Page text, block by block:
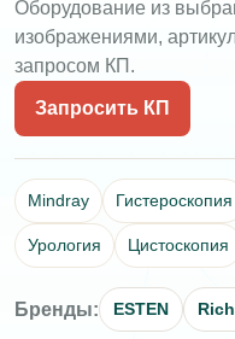
Оборудование из
изображениями,
запросом КП.
Запросить КП
Mindray Гистероскопия
Урология Цистоскопия
Бренды: ESTEN